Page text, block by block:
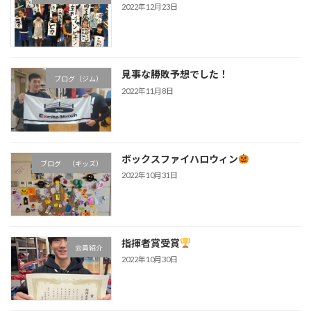
2022年12月23日
ブログ（ジム） 見事な勝敗予想でした！
2022年11月8日
ブログ （キッズ） ボックスファイハロウィン
2022年10月31日
会員紹介 指揮者賞受賞
2022年10月30日